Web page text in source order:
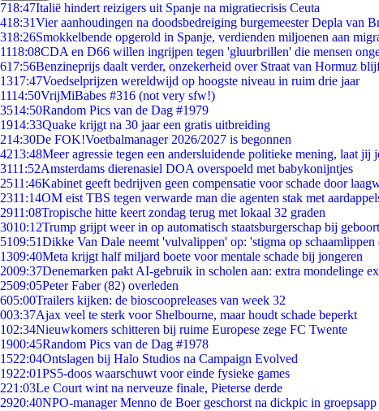
718:47Italië hindert reizigers uit Spanje na migratiecrisis Ceuta
418:31Vier aanhoudingen na doodsbedreiging burgemeester Depla van
318:26Smokkelbende opgerold in Spanje, verdienden miljoenen aan
1118:08CDA en D66 willen ingrijpen tegen 'gluurbrillen' die mensen
617:56Benzineprijs daalt verder, onzekerheid over Straat van Hormuz
1317:47Voedselprijzen wereldwijd op hoogste niveau in ruim drie jaar
1114:50VrijMiBabes #316 (not very sfw!)
3514:50Random Pics van de Dag #1979
1914:33Quake krijgt na 30 jaar een gratis uitbreiding
214:30De FOK!Voetbalmanager 2026/2027 is begonnen
4213:48Meer agressie tegen een andersluidende politieke mening, laat jij
3111:52Amsterdams dierenasiel DOA overspoeld met babykonijntjes
2511:46Kabinet geeft bedrijven geen compensatie voor schade door
2311:14OM eist TBS tegen verwarde man die agenten stak met
2911:08Tropische hitte keert zondag terug met lokaal 32 graden
3010:12Trump grijpt weer in op automatisch staatsburgerschap bij
5109:51Dikke Van Dale neemt 'vulvalippen' op: 'stigma op schaamlippen
1309:40Meta krijgt half miljard boete voor mentale schade bij jongeren
2009:37Denemarken pakt AI-gebruik in scholen aan: extra mondelinge
2509:05Peter Faber (82) overleden
605:00Trailers kijken: de bioscoopreleases van week 32
003:37Ajax veel te sterk voor Shelbourne, maar houdt schade beperkt
102:34Nieuwkomers schitteren bij ruime Europese zege FC Twente
1900:45Random Pics van de Dag #1978
1522:04Ontslagen bij Halo Studios na Campaign Evolved
1922:01PS5-doos waarschuwt voor einde fysieke games
221:03Le Court wint na nerveuze finale, Pieterse derde
2920:40NPO-manager Menno de Boer geschorst na dickpic in groepsapp